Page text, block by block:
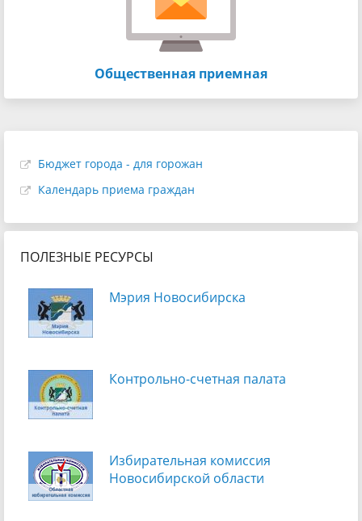
Общественная приемная
Бюджет города - для горожан
Календарь приема граждан
ПОЛЕЗНЫЕ РЕСУРСЫ
Мэрия Новосибирска
Контрольно-счетная палата
Избирательная комиссия
Новосибирской области